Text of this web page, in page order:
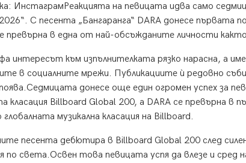
ИнстаграмРеакцията на певицата идва само
С песента „Бангаранга“ DARA донесе първата
превърна в една от най-обсъжданите личности
интересът към изпълнителката рязко нарасна, а
в социалните мрежи. Публикациите ѝ редовно
донесе още един огромен успех за
класация Billboard Global 200, а DARA се превърна в
музикална класация на Billboard.
песента дебютира в Billboard Global 200 след
по света.Освен това певицата успя да влезе и